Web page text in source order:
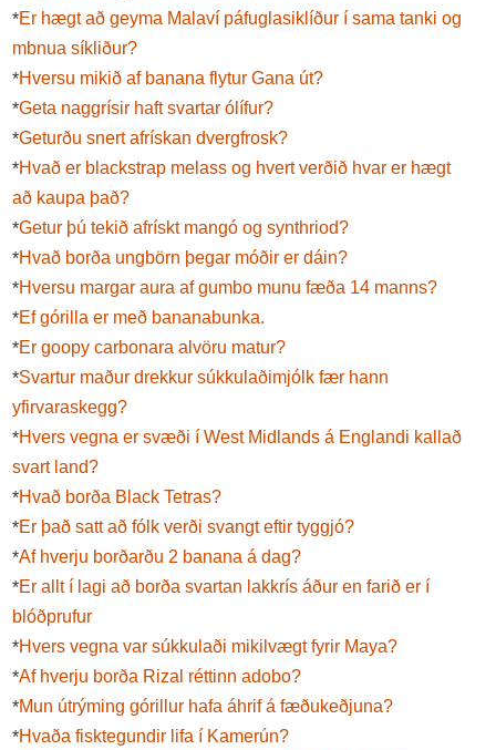
*Er hægt að geyma Malaví páfuglasiklíður í sama tanki og
mbnua síkliður?
*Hversu mikið af banana flytur Gana út?
*Geta naggrísir haft svartar ólífur?
*Geturðu snert afrískan dvergfrosk?
*Hvað er blackstrap melass og hvert verðið hvar er hægt
að kaupa það?
*Getur þú tekið afrískt mangó og synthriod?
*Hvað borða ungbörn þegar móðir er dáin?
*Hversu margar aura af gumbo munu fæða 14 manns?
*Ef górilla er með bananabunka.
*Er goopy carbonara alvöru matur?
*Svartur maður drekkur súkkulaðimjólk fær hann
yfirvaraskegg?
*Hvers vegna er svæði í West Midlands á Englandi kallað
svart land?
*Hvað borða Black Tetras?
*Er það satt að fólk verði svangt eftir tyggjó?
*Af hverju borðarðu 2 banana á dag?
*Er allt í lagi að borða svartan lakkrís áður en farið er í
blóðprufur
*Hvers vegna var súkkulaði mikilvægt fyrir Maya?
*Af hverju borða Rizal réttinn adobo?
*Mun útrýming górillur hafa áhrif á fæðukeðjuna?
*Hvaða fisktegundir lifa í Kamerún?